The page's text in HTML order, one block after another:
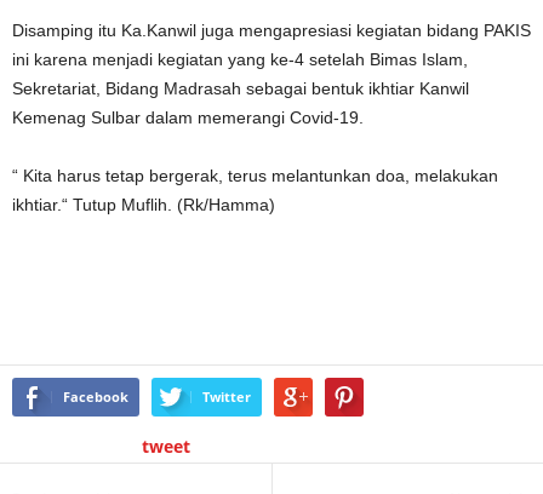
Disamping itu Ka.Kanwil juga mengapresiasi kegiatan bidang PAKIS
ini karena menjadi kegiatan yang ke-4 setelah Bimas Islam,
Sekretariat, Bidang Madrasah sebagai bentuk ikhtiar Kanwil
Kemenag Sulbar dalam memerangi Covid-19.
“ Kita harus tetap bergerak, terus melantunkan doa, melakukan
ikhtiar.“ Tutup Muflih. (Rk/Hamma)
Facebook Twitter
tweet